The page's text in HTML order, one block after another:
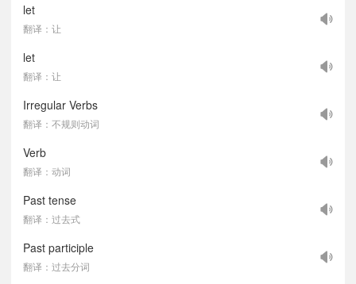
let
翻译：让
let
翻译：让
Irregular Verbs
翻译：不规则动词
Verb
翻译：动词
Past tense
翻译：过去式
Past participle
翻译：过去分词